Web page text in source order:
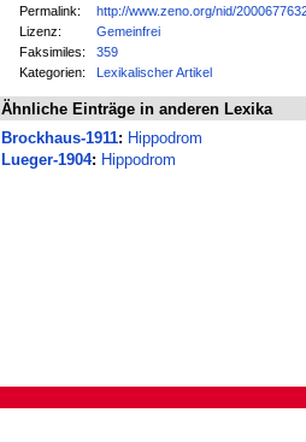
Permalink:
http://www.zeno.org/nid/
Lizenz:
Gemeinfrei
Faksimiles:
359
Kategorien:
Lexikalischer Artikel
Ähnliche Einträge in anderen Lexika
Brockhaus-1911: Hippodrom
Lueger-1904: Hippodrom